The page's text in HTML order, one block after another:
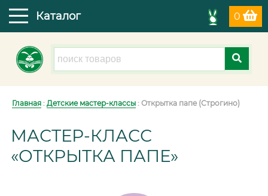
0
Каталог
Главная : Детские мастер-классы : Открытка папе (Строгино)
МАСТЕР-КЛАСС
«ОТКРЫТКА ПАПЕ»